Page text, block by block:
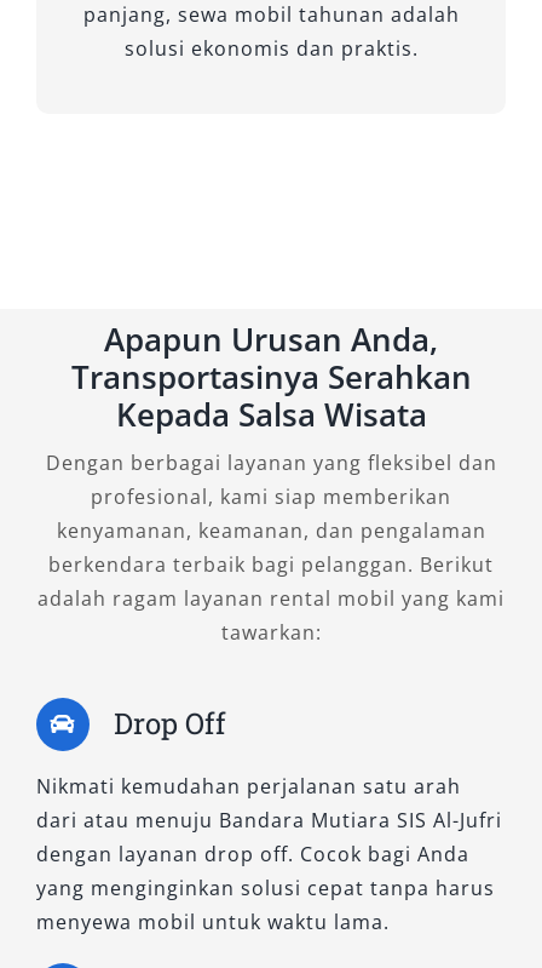
panjang, sewa mobil tahunan adalah
solusi ekonomis dan praktis.
Apapun Urusan Anda,
Transportasinya Serahkan
Kepada Salsa Wisata
Dengan berbagai layanan yang fleksibel dan
profesional, kami siap memberikan
kenyamanan, keamanan, dan pengalaman
berkendara terbaik bagi pelanggan. Berikut
adalah ragam layanan rental mobil yang kami
tawarkan:
Drop Off
Nikmati kemudahan perjalanan satu arah
dari atau menuju Bandara Mutiara SIS Al-Jufri
dengan layanan drop off. Cocok bagi Anda
yang menginginkan solusi cepat tanpa harus
menyewa mobil untuk waktu lama.